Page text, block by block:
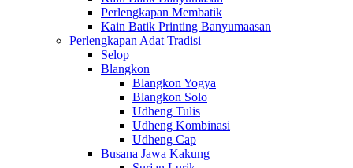
Perlengkapan Membatik
Kain Batik Printing Banyumaasan
Perlengkapan Adat Tradisi
Selop
Blangkon
Blangkon Yogya
Blangkon Solo
Udheng Tulis
Udheng Kombinasi
Udheng Cap
Busana Jawa Kakung